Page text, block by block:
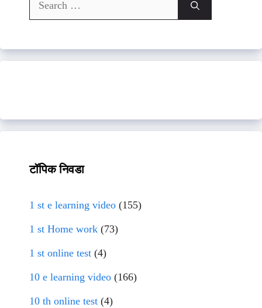
for:
टॉपिक निवडा
1 st e learning video (155)
1 st Home work (73)
1 st online test (4)
10 e learning video (166)
10 th online test (4)